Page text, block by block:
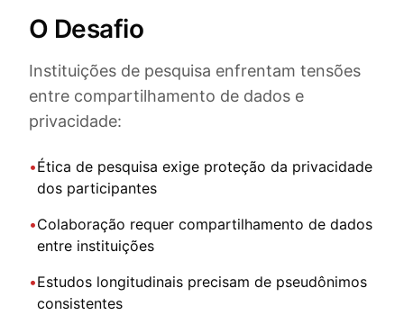
O Desafio
Instituições de pesquisa enfrentam tensões
entre compartilhamento de dados e
privacidade:
•Ética de pesquisa exige proteção da privacidade
dos participantes
•Colaboração requer compartilhamento de dados
entre instituições
•Estudos longitudinais precisam de pseudônimos
consistentes